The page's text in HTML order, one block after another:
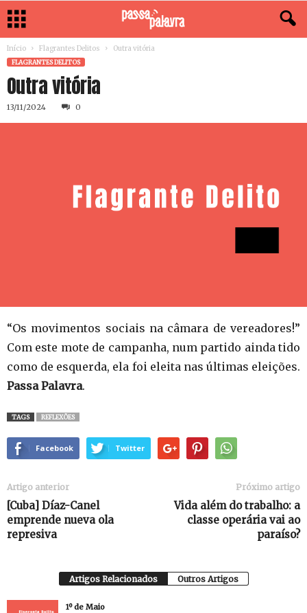
Início Flagrantes Delitos Outra vitória
FLAGRANTES DELITOS
Outra vitória
13/11/2024 0
“Os movimentos sociais na câmara de vereadores!”
Com este mote de campanha, num partido ainda tido
como de esquerda, ela foi eleita nas últimas eleições.
Passa Palavra.
TAGS REFLEXÕES
Facebook Twitter
Artigo anterior
[Cuba] Díaz-Canel
emprende nueva ola
represiva
Próximo artigo
Vida além do trabalho: a
classe operária vai ao
paraíso?
Artigos Relacionados Outros Artigos
1º de Maio